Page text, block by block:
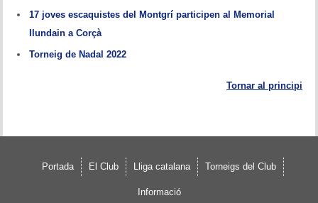
17 joves escaquistes del Montgrí participen al Memorial
Ilundain a Corçà
Torneig de Nadal 2022
Tornar al principi
Portada El Club Lliga catalana Torneigs del Club
Informació